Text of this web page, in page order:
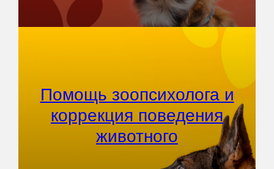
Помощь зоопсихолога и
коррекция поведения
животного